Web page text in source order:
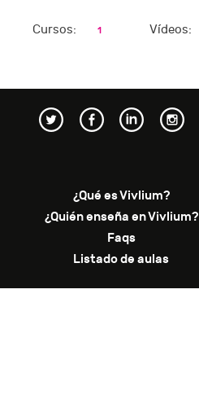
Cursos: 1 Vídeos:
¿Qué es Vivlium?
¿Quién enseña en Vivlium?
Faqs
Listado de aulas